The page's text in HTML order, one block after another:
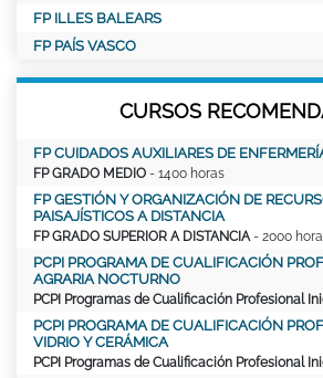
FP ILLES BALEARS
FP PAÍS VASCO
CURSOS
FP CUIDADOS AUXILIARES DE
FP GRADO MEDIO - 1400 horas
FP GESTIÓN Y ORGANIZACIÓN DE
PAISAJÍSTICOS A DISTANCIA
FP GRADO SUPERIOR A DISTANCIA - 2000
PCPI PROGRAMA DE CUALIFICACIÓN
AGRARIA NOCTURNO
PCPI Programas de Cualificación Profesional
PCPI PROGRAMA DE CUALIFICACIÓN
VIDRIO Y CERÁMICA
PCPI Programas de Cualificación Profesional